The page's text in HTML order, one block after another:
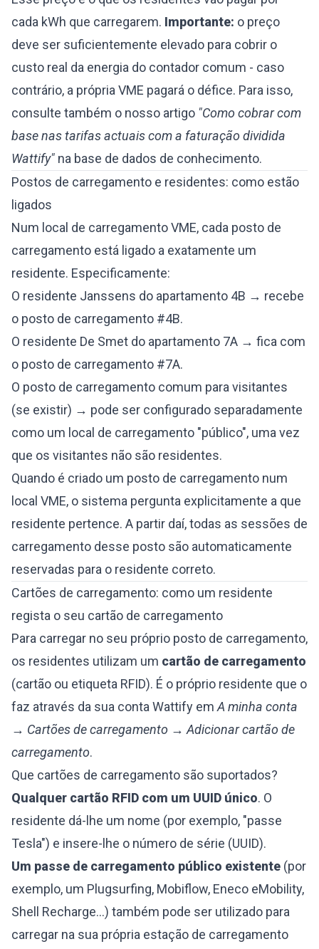
cada kWh que carregarem. Importante: o preço
deve ser suficientemente elevado para cobrir o
custo real da energia do contador comum - caso
contrário, a própria VME pagará o défice. Para isso,
consulte também o nosso artigo "Como cobrar com
base nas tarifas actuais com a faturação dividida
Wattify" na base de dados de conhecimento.
Postos de carregamento e residentes: como estão
ligados
Num local de carregamento VME, cada posto de
carregamento está ligado a exatamente um
residente. Especificamente:
O residente Janssens do apartamento 4B → recebe
o posto de carregamento #4B.
O residente De Smet do apartamento 7A → fica com
o posto de carregamento #7A.
O posto de carregamento comum para visitantes
(se existir) → pode ser configurado separadamente
como um local de carregamento "público", uma vez
que os visitantes não são residentes.
Quando é criado um posto de carregamento num
local VME, o sistema pergunta explicitamente a que
residente pertence. A partir daí, todas as sessões de
carregamento desse posto são automaticamente
reservadas para o residente correto.
Cartões de carregamento: como um residente
regista o seu cartão de carregamento
Para carregar no seu próprio posto de carregamento,
os residentes utilizam um cartão de carregamento
(cartão ou etiqueta RFID). É o próprio residente que o
faz através da sua conta Wattify em A minha conta
→ Cartões de carregamento → Adicionar cartão de
carregamento.
Que cartões de carregamento são suportados?
Qualquer cartão RFID com um UUID único. O
residente dá-lhe um nome (por exemplo, "passe
Tesla") e insere-lhe o número de série (UUID).
Um passe de carregamento público existente (por
exemplo, um Plugsurfing, Mobiflow, Eneco eMobility,
Shell Recharge...) também pode ser utilizado para
carregar na sua própria estação de carregamento